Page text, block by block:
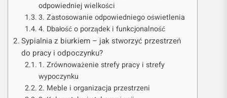
odpowiedniej wielkości
3. Zastosowanie odpowiedniego oświetlenia
4. Dbałość o porządek i funkcjonalność
Sypialnia z biurkiem – jak stworzyć przestrzeń
do pracy i odpoczynku?
1. Zrównoważenie strefy pracy i strefy
wypoczynku
2. Meble i organizacja przestrzeni